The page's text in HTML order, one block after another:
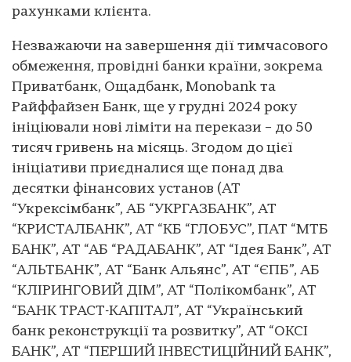
рахунками клієнта.
Незважаючи на завершення дії тимчасового
обмеження, провідні банки країни, зокрема
Приватбанк, Ощадбанк, Monobank та
Райффайзен Банк, ще у грудні 2024 року
ініціювали нові ліміти на перекази – до 50
тисяч гривень на місяць. Згодом до цієї
ініціативи приєдналися ще понад два
десятки фінансових установ (АТ
“Укрексімбанк”, АБ “УКРГАЗБАНК”, АТ
“КРИСТАЛБАНК”, АТ “КБ “ГЛОБУС”, ПАТ “МТБ
БАНК”, АТ “АБ “РАДАБАНК”, АТ “Ідея Банк”, АТ
“АЛЬТБАНК”, АТ “Банк Альянс”, АТ “ЄПБ”, АБ
“КЛІРИНГОВИЙ ДІМ”, АТ “Полікомбанк”, АТ
“БАНК ТРАСТ-КАПІТАЛ”, АТ “Український
банк реконструкції та розвитку”, АТ “ОКСІ
БАНК”, АТ “ПЕРШИЙ ІНВЕСТИЦІЙНИЙ БАНК”,